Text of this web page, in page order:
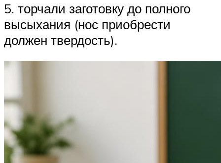
5. торчали заготовку до полного
высыхания (нос приобрести
должен твердость).